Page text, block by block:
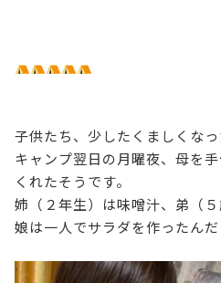
子供たち、少したくましくなっ
キャンプ翌日の月曜夜、母を
くれたそうです。
姉（２年生）は味噌汁、弟（
娘は一人でサラダを作ったんだ